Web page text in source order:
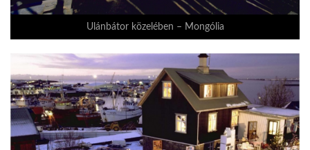
Ulánbátor közelében – Mongólia